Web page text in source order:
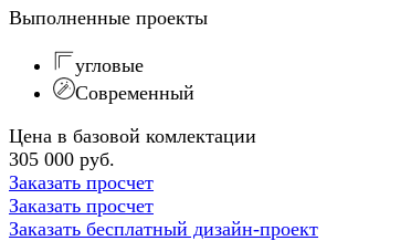
Выполненные проекты
угловые
Современный
Цена в базовой комлектации
305 000 руб.
Заказать просчет
Заказать просчет
Заказать бесплатный дизайн-проект